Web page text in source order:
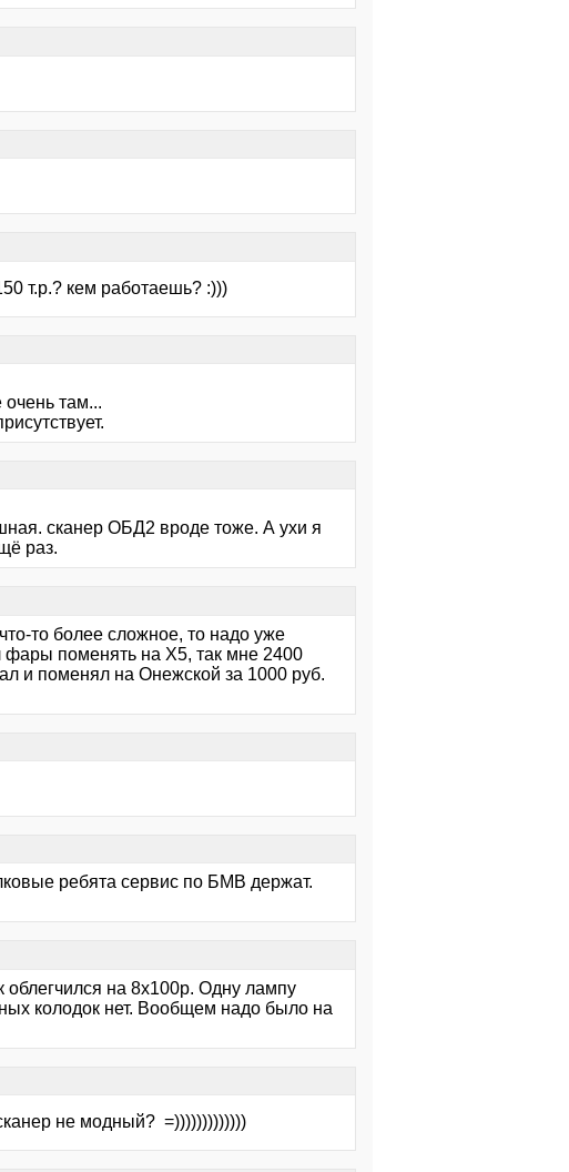
т.р.? кем работаешь? :)))
очень там...
сканер ОБД2 вроде тоже. А ухи я
раз.
то более сложное, то надо уже
фары поменять на Х5, так мне 2400
и поменял на Онежской за 1000 руб.
ребята сервис по БМВ держат.
на 8х100р. Одну лампу
колодок нет. Вообщем надо было на
не модный? =)))))))))))))